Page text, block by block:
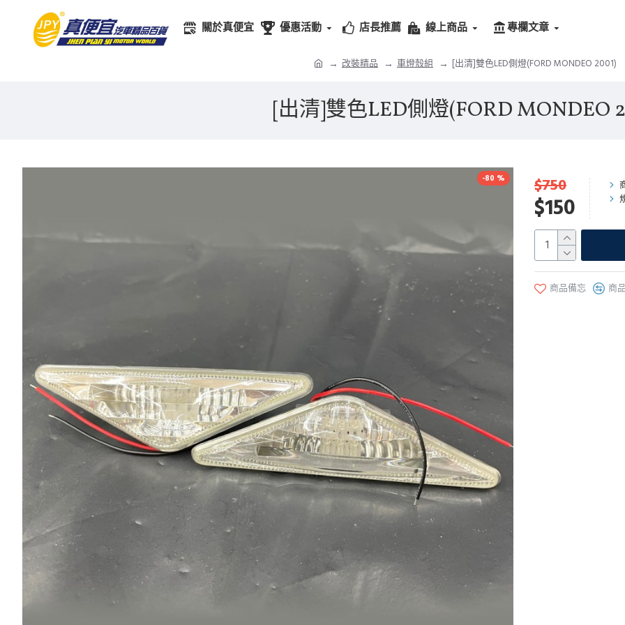
關於真便宜 優惠活動 店長推薦 線上商品 專欄文章
改裝精品 車燈殼組 [出清]雙色LED側燈(FORD MONDEO 2001)
[出清]雙色LED側燈(FORD MONDEO
-80 %
$150
$750
商品備忘 商